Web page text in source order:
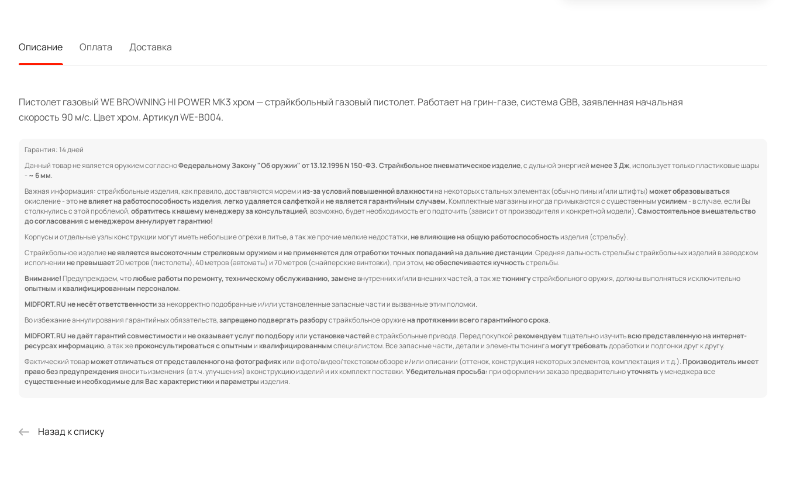
Описание Оплата Доставка
Пистолет газовый WE BROWNING HI POWER MK3 хром — страйкбольный газовый пистолет. Работает на грин-газе, система GBB, заявленная начальная
скорость 90 м/с. Цвет хром. Артикул WE-B004.
Гарантия: 14 дней
Данный товар не является оружием согласноФедеральному Закону "Об оружии" от 13.12.1996 N 150-ФЗ.Страйкбольное пневматическое изделие, с дульной энергиейменее 3 Дж, использует только пластиковые шары
-~ 6 мм.
Важная информация: страйкбольные изделия, как правило, доставляются морем ииз-за условий повышенной влажностина некоторых стальных элементах (обычно пины и/или штифты)может образовываться
окисление - этоне влияет на работоспособность изделия,легко удаляется салфеткойине является гарантийным случаем. Комплектные магазины иногда примыкаются с существеннымусилием- в случае, если Вы
столкнулись с этой проблемой,обратитесь к нашему менеджеру за консультацией, возможно, будет необходимость его подточить (зависит от производителя и конкретной модели).Самостоятельное вмешательство
до согласования с менеджером аннулирует гарантию!
Корпусы и отдельные узлы конструкции могут иметь небольшие огрехи в литье, а так же прочие мелкие недостатки,не влияющие на общую работоспособностьизделия (стрельбу).
Страйкбольное изделиене является высокоточным стрелковым оружиемине применяется для отработки точных попаданий на дальние дистанции. Средняя дальность стрельбы страйкбольных изделий в заводском
исполнениине превышает20 метров (пистолеты), 40 метров (автоматы) и 70 метров (снайперские винтовки), при этом,не обеспечивается кучностьстрельбы.
Внимание! Предупреждаем, чтолюбые работы по ремонту, техническому обслуживанию, заменевнутренних и/или внешних частей, а так жетюнингустрайкбольного оружия, должны выполняться исключительно
опытнымиквалифицированным персоналом.
MIDFORT.RU не несёт ответственностиза некорректно подобранные и/или установленные запасные части и вызванные этим поломки.
Во избежание аннулирования гарантийных обязательств,запрещено подвергать разборустрайкбольное оружиена протяжении всего гарантийного срока.
MIDFORT.RU не даёт гарантий совместимостиине оказывает услуг по подборуилиустановке частейв страйкбольные привода. Перед покупкойрекомендуемтщательно изучитьвсю представленную на интернет-
ресурсах информацию, а так жепроконсультироваться с опытнымиквалифицированнымспециалистом. Все запасные части, детали и элементы тюнингамогут требоватьдоработки и подгонки друг к другу.
Фактический товарможет отличаться от представленного на фотографияхили в фото/видео/текстовом обзоре и/или описании (оттенок, конструкция некоторых элементов, комплектация и т.д.). Производитель имеет
право без предупреждениявносить изменения (в т.ч. улучшения) в конструкцию изделий и их комплект поставки.Убедительная просьба:при оформлении заказа предварительноуточнятьу менеджера все
существенные и необходимые для Вас характеристики и параметрыизделия.
Назад к списку